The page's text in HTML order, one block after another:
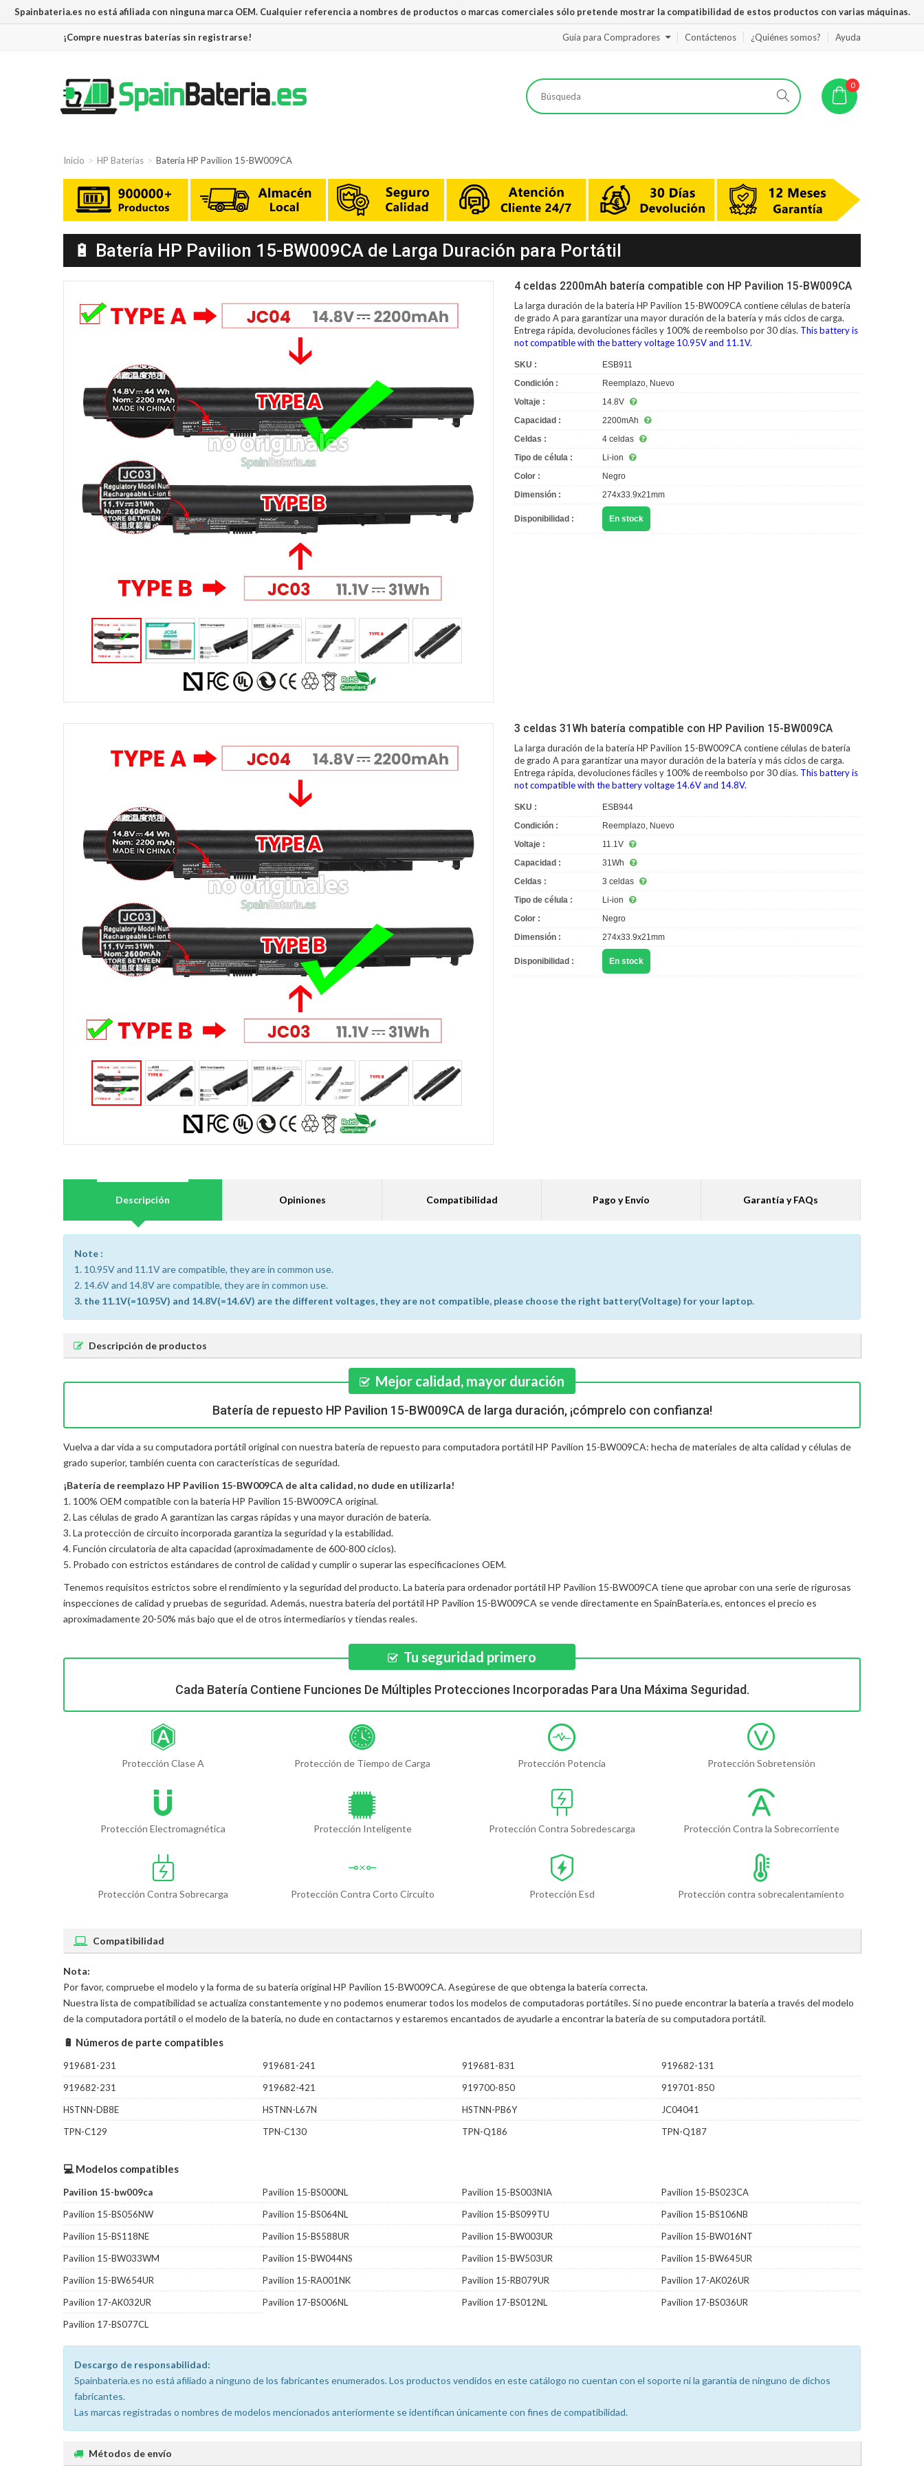
Spainbateria.es no está afiliada con ninguna marca OEM. Cualquier referencia a nombres de productos o marcas comerciales sólo pretende mostrar la compatibilidad de estos productos con varias máquinas.
¡Compre nuestras baterías sin registrarse! Guía para Compradores Contáctenos ¿Quiénes somos? Ayuda
0
Inicio HP Baterías Batería HP Pavilion 15-BW009CA
🔋 Batería HP Pavilion 15-BW009CA de Larga Duración para Portátil
4 celdas 2200mAh batería compatible con HP Pavilion 15-BW009CA
La larga duración de labatería HP Pavilion 15-BW009CAcontiene células de batería
de grado A para garantizar una mayor duración de la batería y más ciclos de carga.
Entrega rápida, devoluciones fáciles y 100% de reembolso por 30 días. This battery is
not compatible with the battery voltage 10.95V and 11.1V.
SKU :
ESB911
Condición :
Reemplazo, Nuevo
Voltaje :
14.8V
Capacidad :
2200mAh
Celdas :
4 celdas
Tipo de célula :
Li-ion
Color :
Negro
Dimensión :
274x33.9x21mm
Disponibilidad : En stock
3 celdas 31Wh batería compatible con HP Pavilion 15-BW009CA
La larga duración de labatería HP Pavilion 15-BW009CAcontiene células de batería
de grado A para garantizar una mayor duración de la batería y más ciclos de carga.
Entrega rápida, devoluciones fáciles y 100% de reembolso por 30 días. This battery is
not compatible with the battery voltage 14.6V and 14.8V.
SKU :
ESB944
Condición :
Reemplazo, Nuevo
Voltaje :
11.1V
Capacidad :
31Wh
Celdas :
3 celdas
Tipo de célula :
Li-ion
Color :
Negro
Dimensión :
274x33.9x21mm
Disponibilidad : En stock
Descripción Opiniones Compatibilidad Pago y Envío Garantía y FAQs
Note :
1. 10.95V and 11.1V are compatible, they are in common use.
2. 14.6V and 14.8V are compatible, they are in common use.
3. the 11.1V(=10.95V) and 14.8V(=14.6V) are the different voltages, they are not compatible, please choose the right battery(Voltage) for your laptop.
Descripción de productos
Mejor calidad, mayor duración
Batería de repuesto HP Pavilion 15-BW009CA de larga duración, ¡cómprelo con confianza!
Vuelva a dar vida a su computadora portátil original con nuestra batería de repuesto para computadora portátil HP Pavilion 15-BW009CA: hecha de materiales de alta calidad y células de
grado superior, también cuenta con características de seguridad.
¡Batería de reemplazo HP Pavilion 15-BW009CA de alta calidad, no dude en utilizarla!
1. 100% OEM compatible con la batería HP Pavilion 15-BW009CA original.
2. Las células de grado A garantizan las cargas rápidas y una mayor duración de batería.
3. La protección de circuito incorporada garantiza la seguridad y la estabilidad.
4. Función circulatoria de alta capacidad (aproximadamente de 600-800 ciclos).
5. Probado con estrictos estándares de control de calidad y cumplir o superar las especificaciones OEM.
Tenemos requisitos estrictos sobre el rendimiento y la seguridad del producto. La batería para ordenador portátil HP Pavilion 15-BW009CA tiene que aprobar con una serie de rigurosas
inspecciones de calidad y pruebas de seguridad. Además, nuestra batería del portátil HP Pavilion 15-BW009CA se vende directamente en SpainBateria.es, entonces el precio es
aproximadamente 20-50% más bajo que el de otros intermediarios y tiendas reales.
Tu seguridad primero
Cada Batería Contiene Funciones De Múltiples Protecciones Incorporadas Para Una Máxima Seguridad.
Protección Clase A Protección de Tiempo de Carga Protección Potencia Protección Sobretensión
Protección Electromagnética Protección Inteligente Protección Contra Sobredescarga Protección Contra la Sobrecorriente
Protección Contra Sobrecarga Protección Contra Corto Circuito Protección Esd Protección contra sobrecalentamiento
Compatibilidad
Nota:
Por favor, compruebe el modelo y la forma de su batería original HP Pavilion 15-BW009CA. Asegúrese de que obtenga la batería correcta.
Nuestra lista de compatibilidad se actualiza constantemente y no podemos enumerar todos los modelos de computadoras portátiles. Si no puede encontrar la batería a través del modelo
de la computadora portátil o el modelo de la batería, no dude en contactarnos y estaremos encantados de ayudarle a encontrar la batería de su computadora portátil.
🔋 Números de parte compatibles
919681-231 919681-241 919681-831
919682-131
919682-231
919682-421 919700-850
919701-850
HSTNN-DB8E
HSTNN-L67N HSTNN-PB6Y
JC04041
TPN-C129
TPN-C130 TPN-Q186 TPN-Q187
💻 Modelos compatibles
Pavilion 15-bw009ca Pavilion 15-BS000NL Pavilion 15-BS003NIA
Pavilion 15-BS023CA
Pavilion 15-BS056NW
Pavilion 15-BS064NL Pavilion 15-BS099TU
Pavilion 15-BS106NB
Pavilion 15-BS118NE
Pavilion 15-BS588UR Pavilion 15-BW003UR
Pavilion 15-BW016NT
Pavilion 15-BW033WM
Pavilion 15-BW044NS Pavilion 15-BW503UR
Pavilion 15-BW645UR
Pavilion 15-BW654UR
Pavilion 15-RA001NK Pavilion 15-RB079UR
Pavilion 17-AK026UR
Pavilion 17-AK032UR
Pavilion 17-BS006NL Pavilion 17-BS012NL
Pavilion 17-BS036UR
Pavilion 17-BS077CL
Descargo de responsabilidad:
Spainbateria.es no está afiliado a ninguno de los fabricantes enumerados. Los productos vendidos en este catálogo no cuentan con el soporte ni la garantía de ninguno de dichos
fabricantes.
Las marcas registradas o nombres de modelos mencionados anteriormente se identifican únicamente con fines de compatibilidad.
Métodos de envío